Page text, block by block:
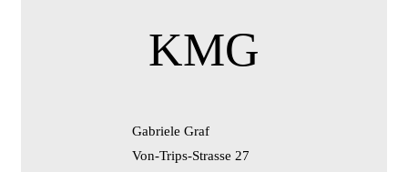
KMG
Gabriele Graf
Von-Trips-Strasse 27